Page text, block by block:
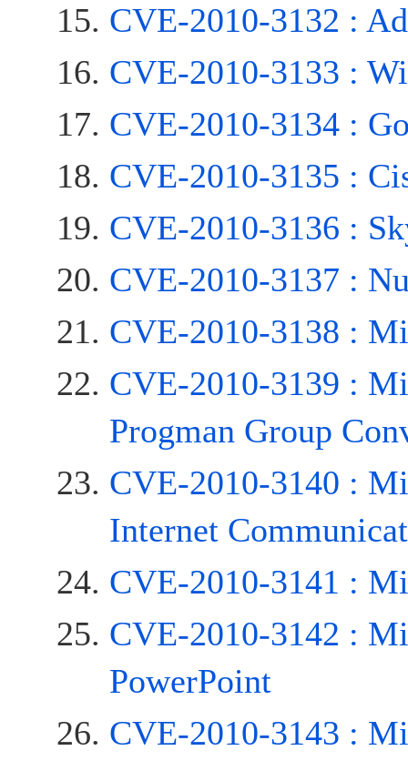
CVE-2010-3132 :
CVE-2010-3133 :
CVE-2010-3134 :
CVE-2010-3135 :
CVE-2010-3136 :
CVE-2010-3137 :
CVE-2010-3138 :
CVE-2010-3139 :
Progman Group
CVE-2010-3140 :
Internet
CVE-2010-3141 :
CVE-2010-3142 :
PowerPoint
CVE-2010-3143 :